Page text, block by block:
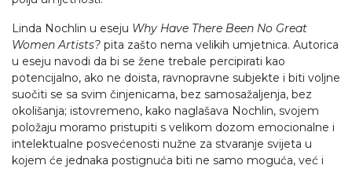
Linda Nochlin u eseju Why Have There Been No Great
Women Artists? pita zašto nema velikih umjetnica. Autorica
u eseju navodi da bi se žene trebale percipirati kao
potencijalno, ako ne doista, ravnopravne subjekte i biti voljne
suočiti se sa svim činjenicama, bez samosažaljenja, bez
okolišanja; istovremeno, kako naglašava Nochlin, svojem
položaju moramo pristupiti s velikom dozom emocionalne i
intelektualne posvećenosti nužne za stvaranje svijeta u
kojem će jednaka postignuća biti ne samo moguća, već i